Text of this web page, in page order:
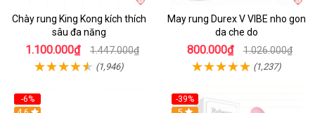
Chày rung King Kong kích thích
sâu đa năng
1.100.000₫ 1.447.000₫
(1,946)
May rung Durex V VIBE nho gon
da che do
800.000₫ 1.026.000₫
(1,237)
-6%
-39%